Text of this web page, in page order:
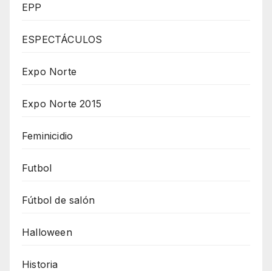
EPP
ESPECTÁCULOS
Expo Norte
Expo Norte 2015
Feminicidio
Futbol
Fútbol de salón
Halloween
Historia